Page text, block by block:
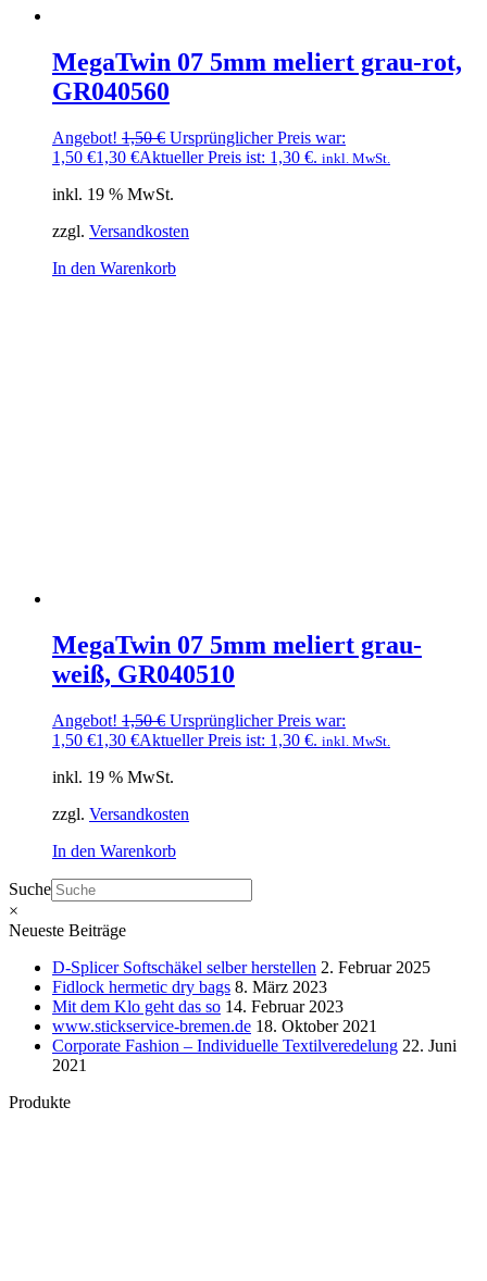
MegaTwin 07 5mm meliert grau-rot,
GR040560
Angebot! 1,50€ Ursprünglicher Preis war:
1,50 €1,30 €Aktueller Preis ist: 1,30 €. inkl. MwSt.
inkl. 19 % MwSt.
zzgl. Versandkosten
In den Warenkorb
MegaTwin 07 5mm meliert grau-
weiß, GR040510
Angebot! 1,50€ Ursprünglicher Preis war:
1,50 €1,30 €Aktueller Preis ist: 1,30 €. inkl. MwSt.
inkl. 19 % MwSt.
zzgl. Versandkosten
In den Warenkorb
Suche
×
Neueste Beiträge
D-Splicer Softschäkel selber herstellen 2. Februar 2025
Fidlock hermetic dry bags 8. März 2023
Mit dem Klo geht das so 14. Februar 2023
www.stickservice-bremen.de 18. Oktober 2021
Corporate Fashion – Individuelle Textilveredelung 22. Juni
2021
Produkte